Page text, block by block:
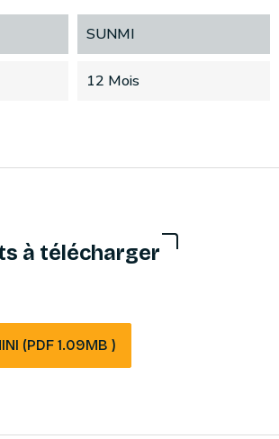
SUNMI
12 Mois
à télécharger
(PDF 1.09MB )